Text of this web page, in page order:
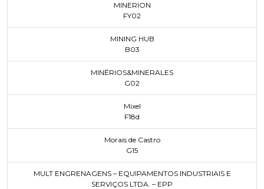
MINERION
FY02
MINING HUB
B03
MINÉRIOS&MINERALES
G02
Mixel
F18d
Morais de Castro
G15
MULT ENGRENAGENS – EQUIPAMENTOS INDUSTRIAIS E
SERVIÇOS LTDA. – EPP